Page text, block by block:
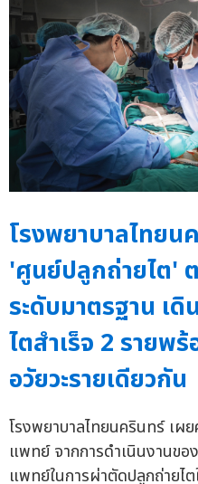
โรงพยาบาลไทย
'ศูนย์ปลูกถ่ายไต'
ระดับมาตรฐาน เ
ไตสำเร็จ 2 รายพ
อวัยวะรายเดียวกัน
โรงพยาบาลไทยนครินทร์ เผ
แพทย์ จากการดำเนินงานข
แพทย์ในการผ่าตัดปลูกถ่ายไ